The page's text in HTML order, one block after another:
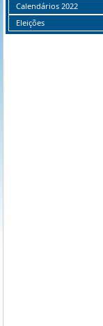
Calendários 2022
Eleições